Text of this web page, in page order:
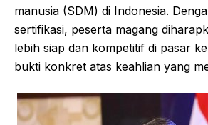
manusia (SDM) di Indonesia.
sertifikasi, peserta magang
lebih siap dan kompetitif di pasar
bukti konkret atas keahlian yang